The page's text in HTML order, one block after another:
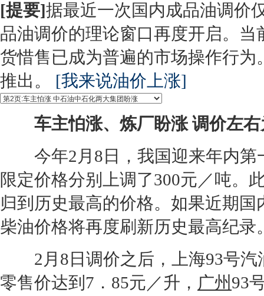
[提要]据最近一次国内成品油调价
品油调价的理论窗口再度开启。
货惜售已成为普遍的市场操作行
推出。 [我来说油价上涨]
车主怕涨、炼厂盼涨 调价左
今年2月8日，我国迎来年内第
限定价格分别上调了300元／吨。
归到历史最高的价格。如果近期国
柴油价格将再度刷新历史最高纪录
2月8日调价之后，
上海93号汽
零售价达到7．85元／升， 广州 93